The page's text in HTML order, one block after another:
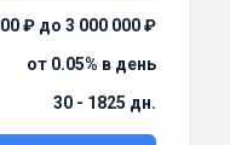
₽ до 3 000 000 ₽
от 0.05% в день
30 - 1825 дн.